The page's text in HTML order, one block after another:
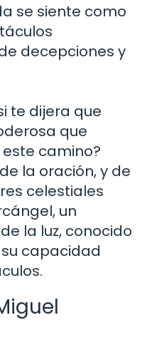
se siente como
decepciones y
te dijera que
que
camino?
la oración, y de
celestiales
un
la luz, conocido
capacidad